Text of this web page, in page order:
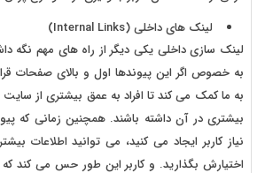
لینک های داخلی (Internal Links)
لینک سازی داخلی یکی دیگر از راه های مهم نگه
به خصوص اگر این پیوندها اول و بالای صفحات
به ما کمک می کند تا افراد به عمق بیشتری از
بیشتری در آن داشته باشند. همچنین زمانی که
نیاز کاربر ایجاد می کنید، می توانید اطلاعات
اختیارش بگذارید. و کاربر این طور حس می کند که